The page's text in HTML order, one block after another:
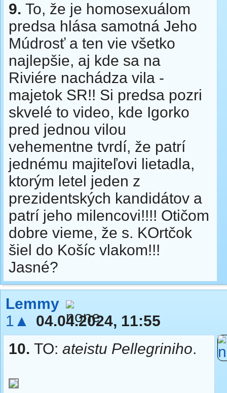
9. To, že je homosexuálom
predsa hlása samotná Jeho
Múdrosť a ten vie všetko
najlepšie, aj kde sa na
Riviére nachádza vila -
majetok SR!! Si predsa pozri
skvelé to video, kde Igorko
pred jednou vilou
vehementne tvrdí, že patrí
jednému majiteľovi lietadla,
ktorým letel jeden z
prezidentských kandidátov a
patrí jeho milencovi!!!! Otičom
dobre vieme, že s. KOrtčok
šiel do Košíc vlakom!!!
Jasné?
Lemmy
1▲
04.04.2024, 11:55
10. TO: ateistu Pellegriniho.